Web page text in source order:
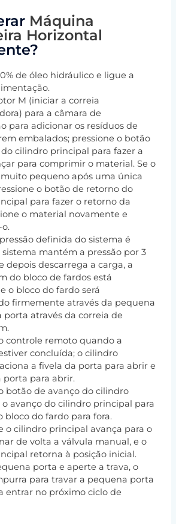
Máquina
Horizontal
de óleo hidráulico e ligue a
M (iniciar a correia
para a câmara de
para adicionar os resíduos de
embalados; pressione o botão
cilindro principal para fazer a
para comprimir o material. Se o
pequeno após uma única
o botão de retorno do
para fazer o retorno da
o material novamente e
definida do sistema é
mantém a pressão por 3
depois descarrega a carga, a
do bloco de fardos está
o bloco do fardo será
firmemente através da pequena
porta através da correia de
controle remoto quando a
concluída; o cilindro
a fivela da porta para abrir e
porta para abrir.
botão de avanço do cilindro
avanço do cilindro principal para
bloco do fardo para fora.
o cilindro principal avança para o
de volta a válvula manual, e o
retorna à posição inicial.
porta e aperte a trava, o
para travar a pequena porta
entrar no próximo ciclo de